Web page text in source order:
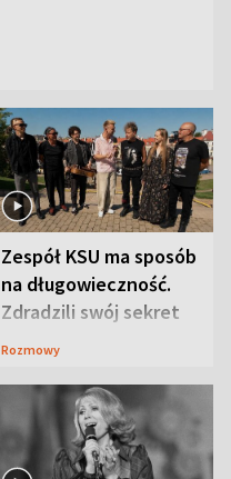
Zespół KSU ma sposób
na długowieczność.
Zdradzili swój sekret
Rozmowy